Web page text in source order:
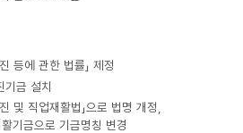
등에 관한 법률」 제정
금 설치
및 직업재활법」으로 법명 개정,
기금으로 기금명칭 변경